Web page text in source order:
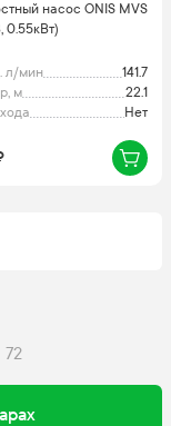
насос ONIS MVS
0.55кВт)
л/мин
141.7
м
22.1
Нет
72